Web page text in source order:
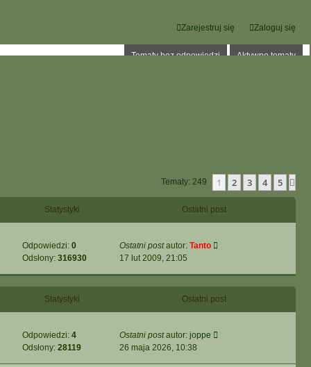
Zaloguj się
Zarejestruj się
Tematy bez odpowiedzi Aktywne tematy
Tematy: 249 1 2 3 4 5
Statystyki Ostatni post
Odpowiedzi: 0
Odsłony: 316930
Ostatni postautor: Tanto
17 lut 2009, 21:05
Statystyki Ostatni post
Odpowiedzi: 4
Odsłony: 28119
Ostatni postautor: joppe
26 maja 2026, 10:38